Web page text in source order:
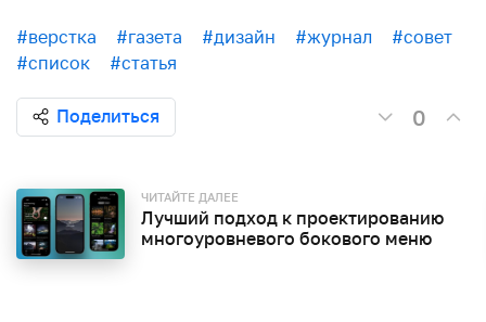
#верстка #газета #дизайн #журнал
#совет
#список
#статья
Поделиться 0
ЧИТАЙТЕ ДАЛЕЕ
Лучший подход к проектированию
многоуровневого бокового меню